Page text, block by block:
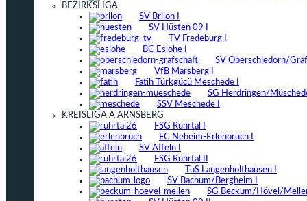
BEZIRKSLIGA
SV Brilon I
SV Hüsten 09 I
TV Fredeburg I
BC Eslohe I
SV Oberschledorn/
VfB Marsberg I
Fatih Türkgücü Meschede I
SG Herdringen/
SSV Meschede I
KREISLIGA A ARNSBERG
FSG Ruhrtal I
FC Neheim-Erlenbruch I
SV Affeln I
FSG Ruhrtal II
TuS Langenholthausen I
SV Bachum/Bergheim I
SG Beckum/Hövel/